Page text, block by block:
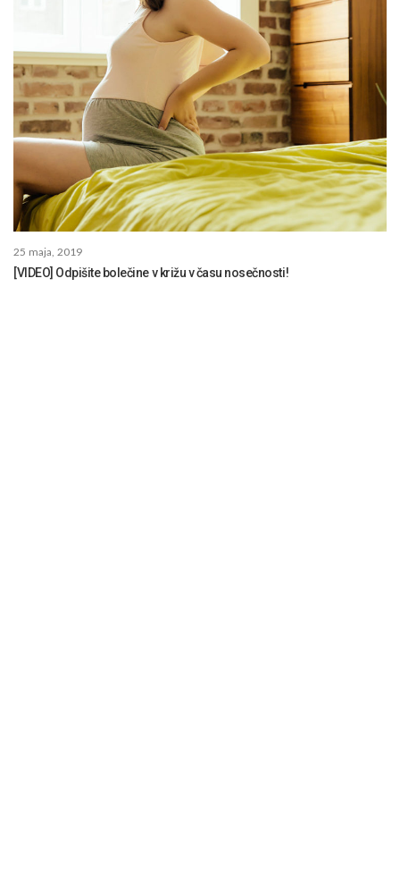
25 maja, 2019
[VIDEO] Odpišite bolečine v križu v času nosečnosti!